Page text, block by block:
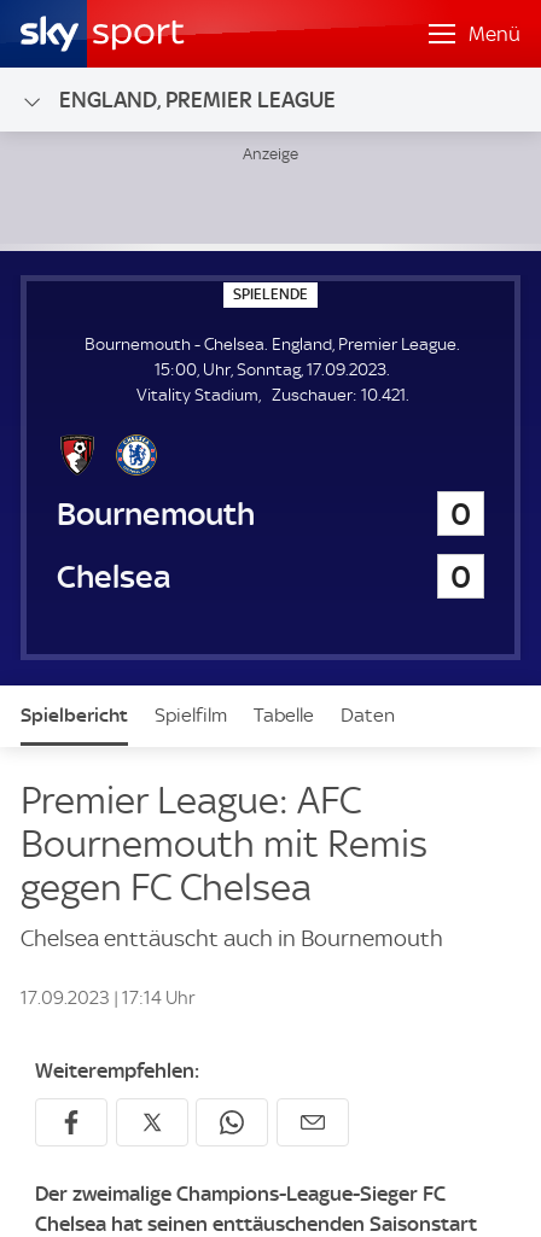
Menü
ENGLAND, PREMIER LEAGUE
SPIELENDE
P
E
L
E
N
Bournemouth - Chelsea. England, Premier League.
15:00, Uhr, Sonntag, 17.09.2023.
Vitality Stadium
Zuschauer: Z
10.421.
Bournemouth
0
Chelsea
0
Spielbericht Spielfilm Tabelle Daten
Premier League: AFC
Bournemouth mit Remis
gegen FC Chelsea
Chelsea enttäuscht auch in Bournemouth
17.09.2023 | 17:14 Uhr
Weiterempfehlen:
Der zweimalige Champions-League-Sieger FC
Chelsea hat seinen enttäuschenden Saisonstart